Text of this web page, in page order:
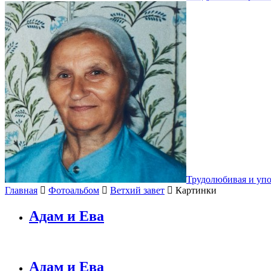
Трудолюбивая и
Главная
Фотоальбом Ветхий завет Картинки
Адам и Ева
Адам и Ева